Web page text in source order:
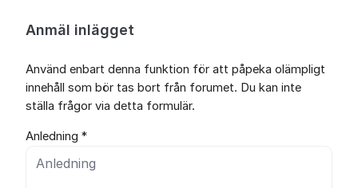
Anmäl inlägget
Använd enbart denna funktion för att påpeka olämpligt
innehåll som bör tas bort från forumet. Du kan inte
ställa frågor via detta formulär.
Anledning *